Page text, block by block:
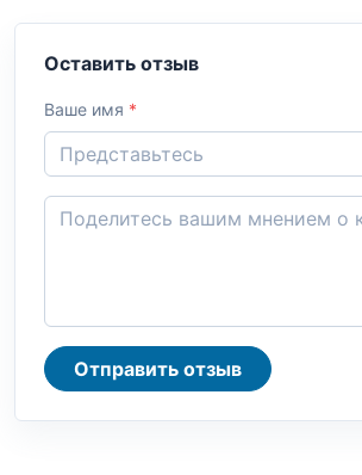
Оставить отзыв
Ваше имя *
Отправить отзыв